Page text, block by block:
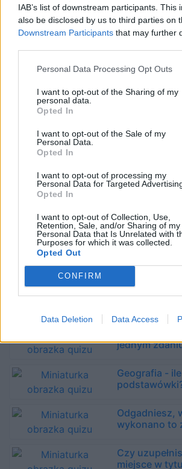
IAB’s list of downstream participants. This
also be disclosed by us to third parties on
Downstream Participants that may further
Personal Data Processing Opt Outs
I want to opt-out of the Sharing of my
personal data.
Opted In
I want to opt-out of the Sale of my
Personal Data.
Opted In
I want to opt-out of processing my
Personal Data for Targeted
Opted In
I want to opt-out of Collection, Use,
Retention, Sale, and/or Sharing of my
Personal Data that Is Unrelated with
Purposes for which it was collected.
Opted Out
CONFIRM
Data Deletion Data Access
Czy
Rozpoznasz,
jednym
Geografia -
Odgadniesz,
wykonano to
Czy
miejsce w